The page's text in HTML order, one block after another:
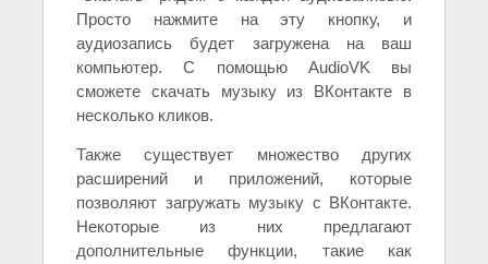
Просто нажмите на эту кнопку, и
аудиозапись будет загружена на ваш
компьютер. С помощью AudioVK вы
сможете скачать музыку из ВКонтакте в
несколько кликов.
Также существует множество других
расширений и приложений, которые
позволяют загружать музыку с ВКонтакте.
Некоторые из них предлагают
дополнительные функции, такие как